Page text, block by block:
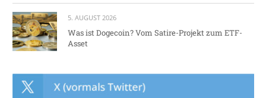
5. AUGUST 2026
Was ist Dogecoin? Vom Satire-Projekt zum ETF-
Asset